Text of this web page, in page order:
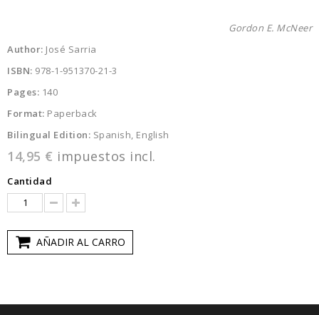
Gordon E. McNeer
Author: José Sarria
ISBN: 978-1-951370-21-3
Pages: 140
Format: Paperback
Bilingual Edition: Spanish, English
14,95 € impuestos incl.
Cantidad
AÑADIR AL CARRO